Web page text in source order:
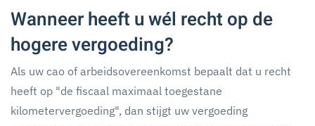
Wanneer heeft u wél recht op de
hogere vergoeding?
Als uw cao of arbeidsovereenkomst bepaalt dat u recht
heeft op "de fiscaal maximaal toegestane
kilometervergoeding", dan stijgt uw vergoeding